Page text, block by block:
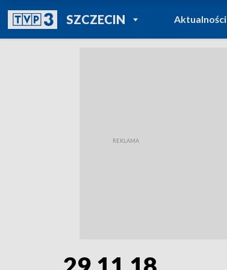
SZCZECINPOWRÓT DO
TVP REGIONY
Aktualności